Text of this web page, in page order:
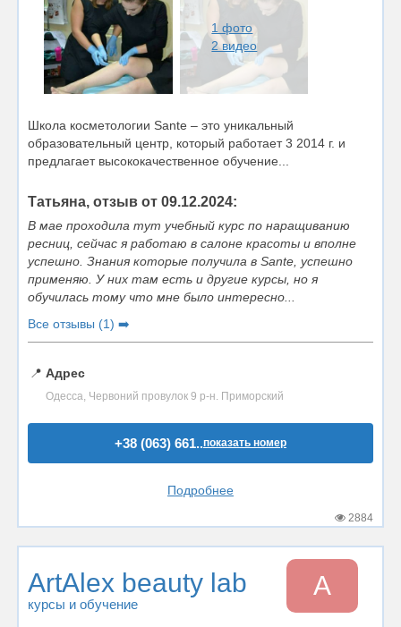
1 фото
2 видео
Школа косметологии Sante – это уникальный
образовательный центр, который работает 3 2014 г. и
предлагает высококачественное обучение...
Татьяна, отзыв от 09.12.2024:
В мае проходила тут учебный курс по наращиванию
ресниц, сейчас я работаю в салоне красоты и вполне
успешно. Знания которые получила в Sante, успешно
применяю. У них там есть и другие курсы, но я
обучилась тому что мне было интересно...
Все отзывы (1) ➡️
📍 Адрес
Одесса, Червоний провулок 9 р-н. Приморский
+38 (063) 661..показать номер
Подробнее
2884
ArtAlex beauty lab
курсы и обучение
A